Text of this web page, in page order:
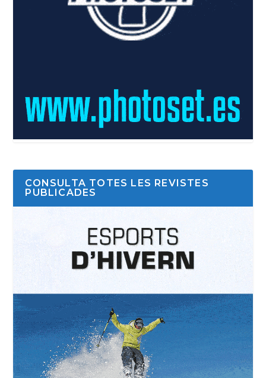
CONSULTA TOTES LES REVISTES
PUBLICADES